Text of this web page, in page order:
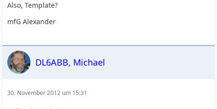
Also, Template?
mfG Alexander
DL6ABB, Michael
30. November 2012 um 15:31